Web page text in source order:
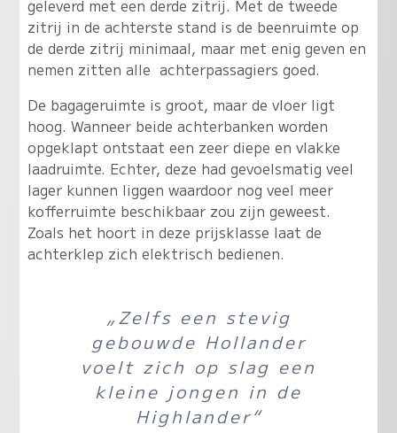
geleverd met een derde zitrij. Met de tweede
zitrij in de achterste stand is de beenruimte op
de derde zitrij minimaal, maar met enig geven en
nemen zitten alle achterpassagiers goed.
De bagageruimte is groot, maar de vloer ligt
hoog. Wanneer beide achterbanken worden
opgeklapt ontstaat een zeer diepe en vlakke
laadruimte. Echter, deze had gevoelsmatig veel
lager kunnen liggen waardoor nog veel meer
kofferruimte beschikbaar zou zijn geweest.
Zoals het hoort in deze prijsklasse laat de
achterklep zich elektrisch bedienen.
„Zelfs een stevig
gebouwde Hollander
voelt zich op slag een
kleine jongen in de
Highlander“